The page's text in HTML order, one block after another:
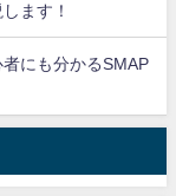
ます！
にも分かるSMAP